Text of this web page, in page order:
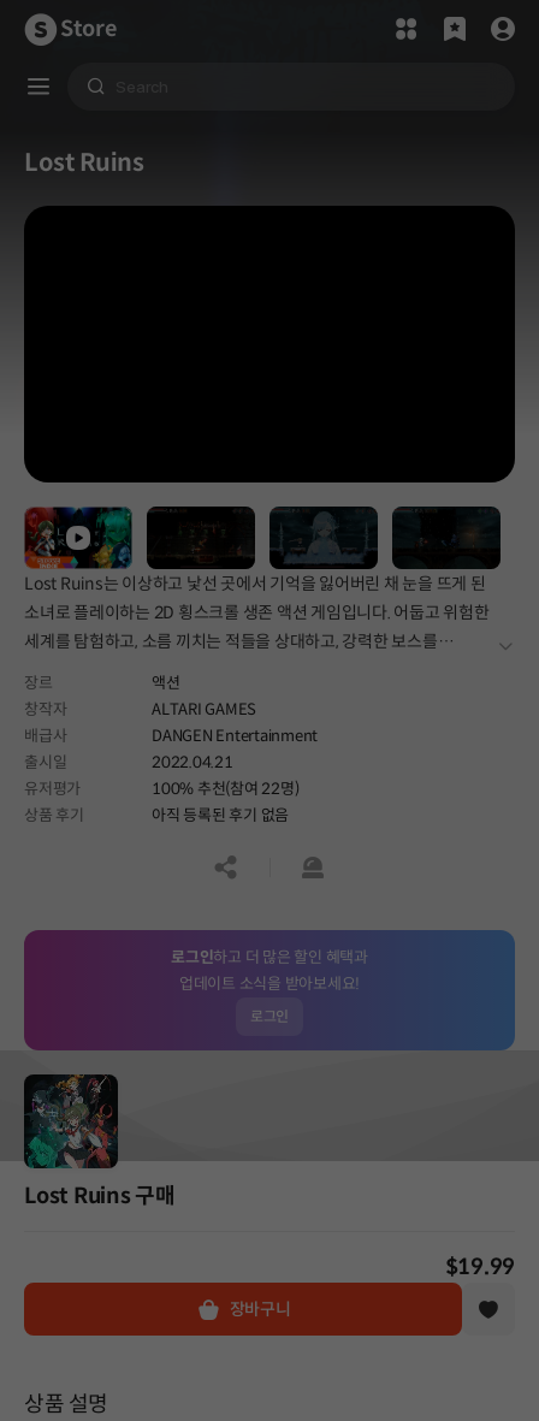
Store
Lost Ruins
Lost Ruins는 이상하고 낯선 곳에서 기억을 잃어버린 채 눈을 뜨게 된
소녀로 플레이하는 2D 횡스크롤 생존 액션 게임입니다. 어둡고 위험한
세계를 탐험하고, 소름 끼치는 적들을 상대하고, 강력한 보스를
더보
장르
액션
창작자
ALTARI GAMES
배급사
DANGEN Entertainment
출시일
2022.04.21
유저평가
100% 추천(참여 22명)
상품 후기
아직 등록된 후기 없음
공유하기신고하기
로그인하고 더 많은 할인 혜택과
업데이트 소식을 받아보세요!
로그인
Lost Ruins 구매
$19.99
장바구니
상품 설명